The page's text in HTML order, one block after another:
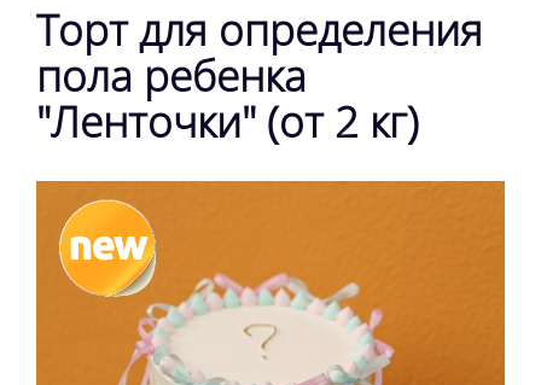
Торт для определения
пола ребенка
"Ленточки" (от 2 кг)